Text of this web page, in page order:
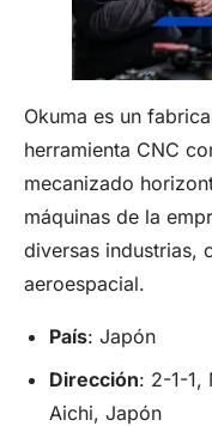
Okuma es un
herramienta CNC
mecanizado
máquinas de la
diversas industrias,
aeroespacial.
País: Japón
Dirección: 2-1-1,
Aichi, Japón